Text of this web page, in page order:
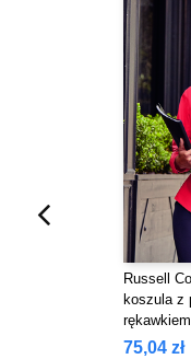
Russell
koszula z
rękawkiem
75,04 zł